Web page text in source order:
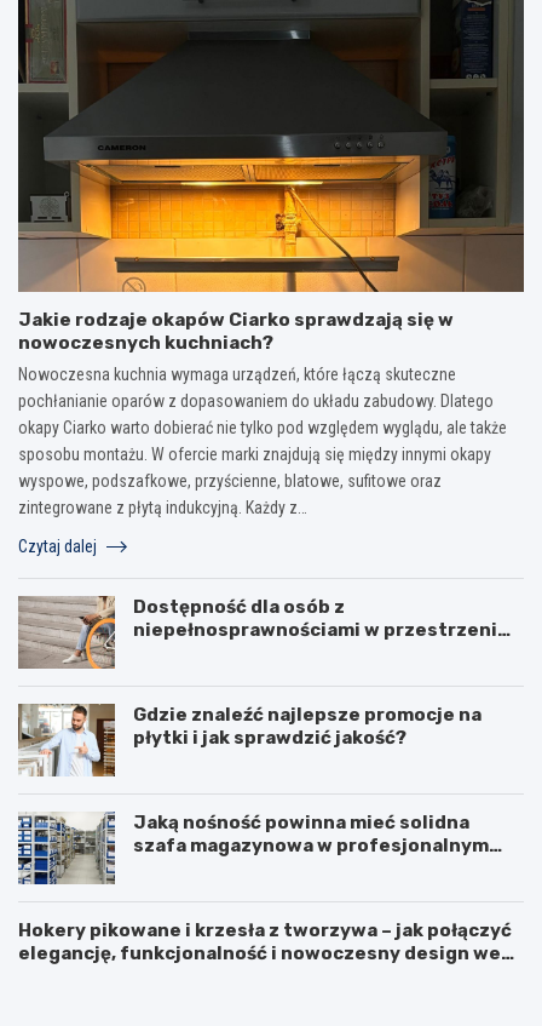
Jakie rodzaje okapów Ciarko sprawdzają się w
nowoczesnych kuchniach?
Nowoczesna kuchnia wymaga urządzeń, które łączą skuteczne
pochłanianie oparów z dopasowaniem do układu zabudowy. Dlatego
okapy Ciarko warto dobierać nie tylko pod względem wyglądu, ale także
sposobu montażu. W ofercie marki znajdują się między innymi okapy
wyspowe, podszafkowe, przyścienne, blatowe, sufitowe oraz
zintegrowane z płytą indukcyjną. Każdy z…
Czytaj dalej
Dostępność dla osób z
niepełnosprawnościami w przestrzeni
Gdzie znaleźć najlepsze promocje na
płytki i jak sprawdzić jakość?
Jaką nośność powinna mieć solidna
szafa magazynowa w profesjonalnym
Hokery pikowane i krzesła z tworzywa – jak połączyć
elegancję, funkcjonalność i nowoczesny design we
F
L